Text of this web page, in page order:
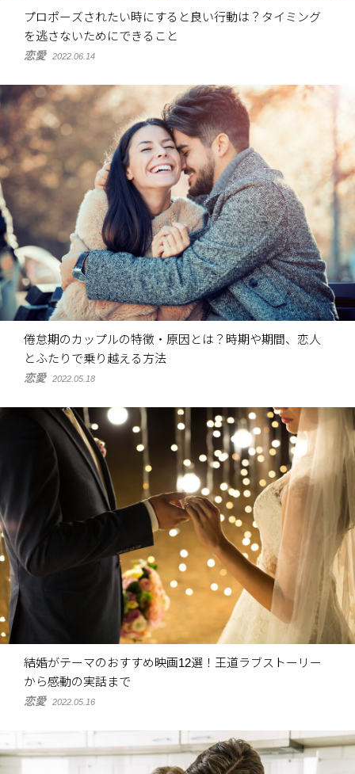
プロポーズされたい時にすると良い行動は？タイミング
を逃さないためにできること
恋愛 2022.06.14
倦怠期のカップルの特徴・原因とは？時期や期間、恋人
とふたりで乗り越える方法
恋愛 2022.05.18
結婚がテーマのおすすめ映画12選！王道ラブストーリー
から感動の実話まで
恋愛 2022.05.16